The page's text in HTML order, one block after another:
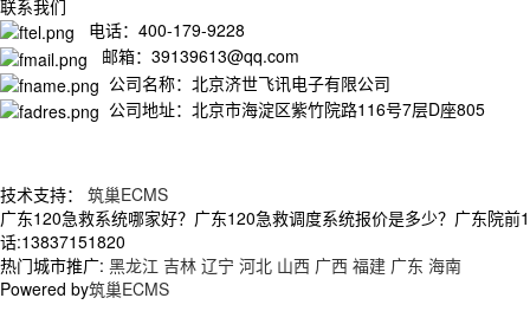
联系我们
电话：400-179-9228
邮箱：39139613@qq.com
公司名称：北京济世飞讯电子有限公司
公司地址：北京市海淀区紫竹院路116号7层D座805
技术支持： 筑巢ECMS
广东120急救系统哪家好？广东120急救调度系统报价是多少？广东院
话:13837151820
热门城市推广: 黑龙江 吉林 辽宁 河北 山西 广西 福建 广东 海南
Powered by筑巢ECMS